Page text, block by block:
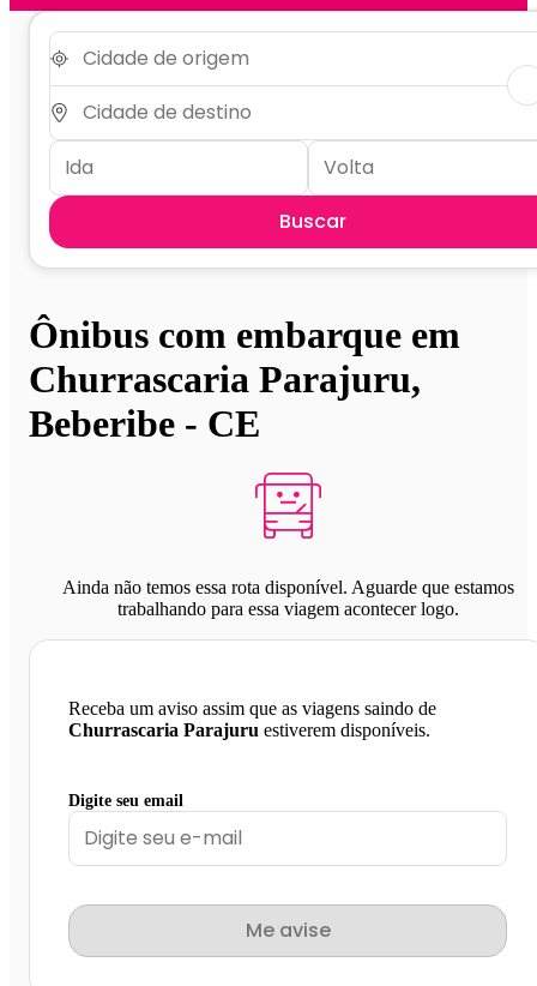
Buscar
Ônibus com embarque em
Churrascaria Parajuru,
Beberibe - CE
Ainda não temos essa rota disponível. Aguarde que estamos
trabalhando para essa viagem acontecer logo.
Receba um aviso assim que as viagens saindo de
Churrascaria Parajuru estiverem disponíveis.
Digite seu email
Me avise